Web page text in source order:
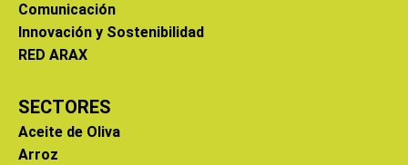
Comunicación
Innovación y Sostenibilidad
RED ARAX
SECTORES
Aceite de Oliva
Arroz